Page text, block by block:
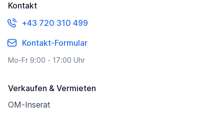
Kontakt
+43 720 310 499
Kontakt-Formular
Mo-Fr 9:00 - 17:00 Uhr
Verkaufen & Vermieten
OM-Inserat